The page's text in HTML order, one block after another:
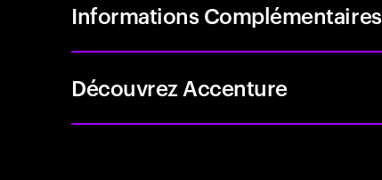
Informations Complémentaires
Découvrez Accenture